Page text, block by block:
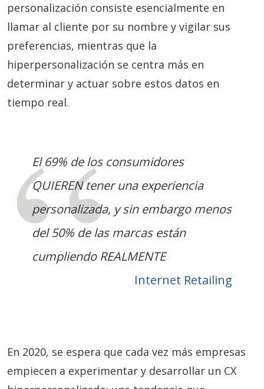
personalización consiste esencialmente en
llamar al cliente por su nombre y vigilar sus
preferencias, mientras que la
hiperpersonalización se centra más en
determinar y actuar sobre estos datos en
tiempo real.
El 69% de los consumidores
QUIEREN tener una experiencia
personalizada, y sin embargo menos
del 50% de las marcas están
cumpliendo REALMENTE
Internet Retailing
En 2020, se espera que cada vez más empresas
empiecen a experimentar y desarrollar un CX